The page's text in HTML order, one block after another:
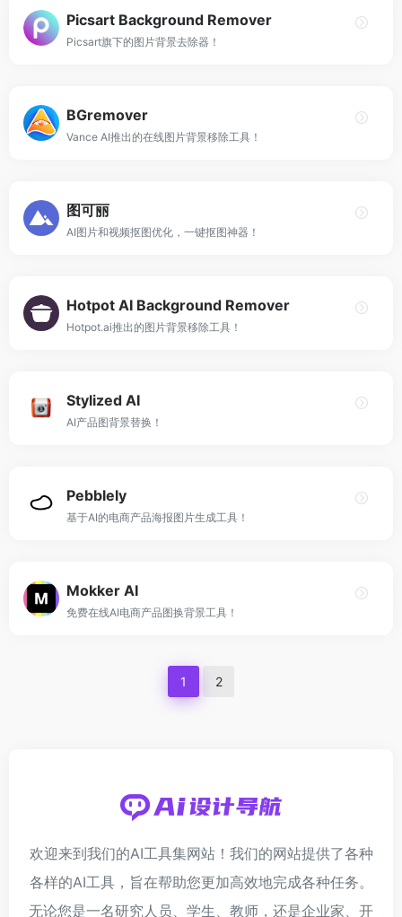
Picsart Background Remover
Picsart旗下的图片背景去除器！
BGremover
Vance AI推出的在线图片背景移除工具！
图可丽
AI图片和视频抠图优化，一键抠图神器！
Hotpot AI Background Remover
Hotpot.ai推出的图片背景移除工具！
Stylized AI
AI产品图背景替换！
Pebblely
基于AI的电商产品海报图片生成工具！
Mokker AI
免费在线AI电商产品图换背景工具！
1 2
欢迎来到我们的AI工具集网站！我们的网站提供了各种
各样的AI工具，旨在帮助您更加高效地完成各种任务。
无论您是一名研究人员、学生、教师，还是企业家、开